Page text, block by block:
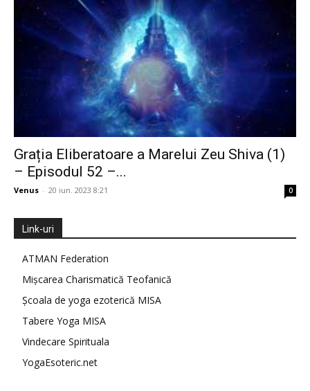
Grația Eliberatoare a Marelui Zeu Shiva (1)
– Episodul 52 –...
Venus - 20 iun. 2023 8:21 0
Link-uri
ATMAN Federation
Mișcarea Charismatică Teofanică
Școala de yoga ezoterică MISA
Tabere Yoga MISA
Vindecare Spirituala
YogaEsoteric.net